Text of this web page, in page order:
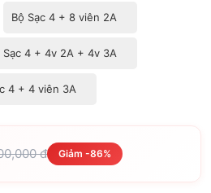
Bộ Sạc 4 + 8 viên 2A
Sạc 4 + 4v 2A + 4v 3A
4 + 4 viên 3A
đ Giảm -86%